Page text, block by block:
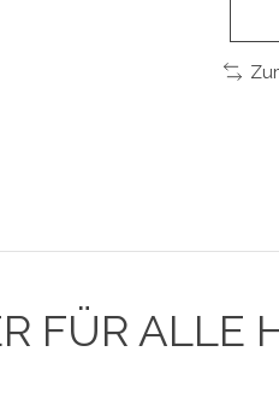
FÜR ALLE